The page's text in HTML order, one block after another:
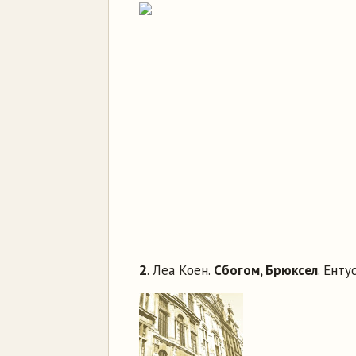
2. Леа Коен. Сбогом, Брюксел.